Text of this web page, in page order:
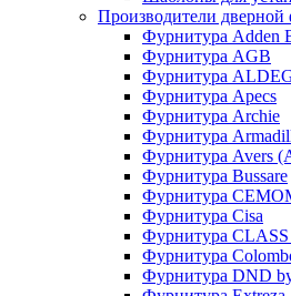
Производители
Фурнитура Adden
Фурнитура AGB
Фурнитура
Фурнитура Apecs
Фурнитура Archie
Фурнитура
Фурнитура Avers
Фурнитура Bussare
Фурнитура
Фурнитура Cisa
Фурнитура
Фурнитура
Фурнитура DND